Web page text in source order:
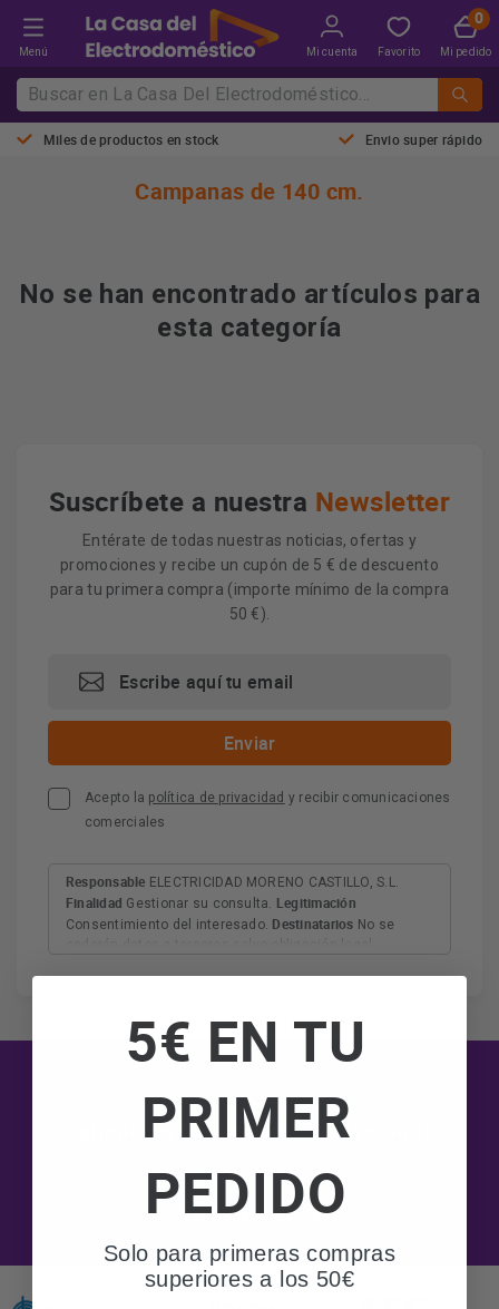
Menú Mi cuenta Favorito Mi pedido
Miles de productos en stock Envio super rápido
Campanas de 140 cm.
No se han encontrado artículos para
esta categoría
Suscríbete a nuestra Newsletter
Entérate de todas nuestras noticias, ofertas y
promociones y recibe un cupón de 5 € de descuento
para tu primera compra (importe mínimo de la compra
50 €).
Acepto la política de privacidad y recibir comunicaciones
comerciales
Responsable ELECTRICIDAD MORENO CASTILLO, S.L.
Finalidad Gestionar su consulta. Legitimación
Consentimiento del interesado. Destinatarios No se
información:AQUÍ
Ganadores del sorteo 50 aniversario
Ver ganadores
5€ EN TU
PRIMER
PEDIDO
Solo para primeras compras
superiores a los 50€